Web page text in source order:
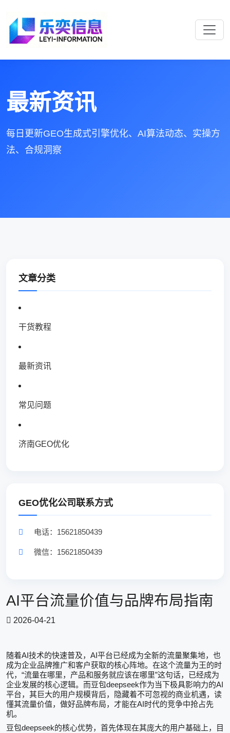
最新资讯
每日更新GEO生成式引擎优化、AI算法动态、实操方
法、合规洞察
文章分类
干货教程
最新资讯
常见问题
济南GEO优化
GEO优化公司联系方式
电话：15621850439
微信：15621850439
AI平台流量价值与品牌布局指南
2026-04-21
随着AI技术的快速普及， AI平台已经成为全新的流量聚集地，也
成为企业品牌推广和客户获取的核心阵地。在这个流量为王的时
代， “流量在哪里，产品和服务就应该在哪里”这句话，已经成为
企业发展的核心逻辑。而豆包deepseek作为当下极具影响力的AI
平台，其巨大的用户规模背后，隐藏着不可忽视的商业机遇，读
懂其流量价值，做好品牌布局，才能在AI时代的竞争中抢占先
机。
豆包deepseek的核心优势，首先体现在其庞大的用户基础上，目